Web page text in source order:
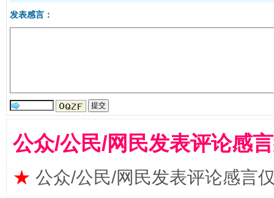
事关残疾人未来5年
发表感言：
公众/公民/网民发表评论感
★ 公众/公民/网民发表评论感言